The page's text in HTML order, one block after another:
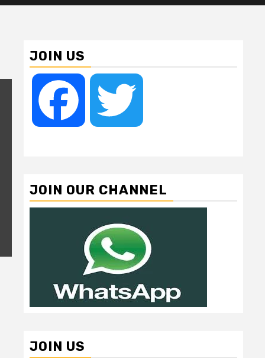
JOIN US
Facebook
JOIN OUR CHANNEL
JOIN US